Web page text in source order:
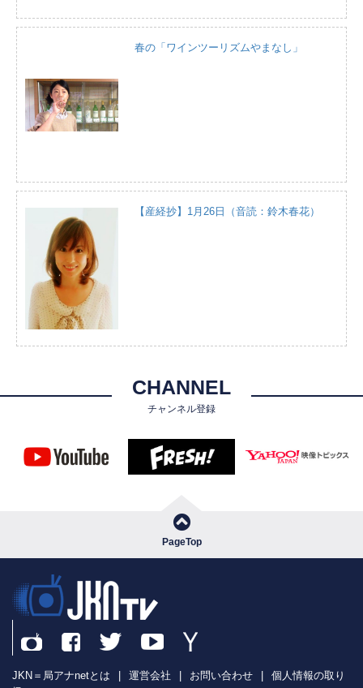
春の「ワインツーリズムやまなし」
【産経抄】1月26日（音読：鈴木春花）
CHANNEL
チャンネル登録
PageTop
JKN＝局アナnetとは 運営会社 お問い合わせ
個人情報の取り